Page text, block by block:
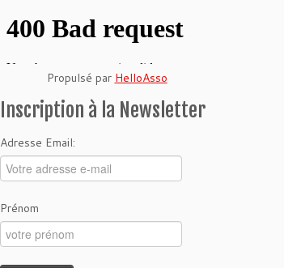
Propulsé par HelloAsso
Inscription à la Newsletter
Adresse Email:
Prénom